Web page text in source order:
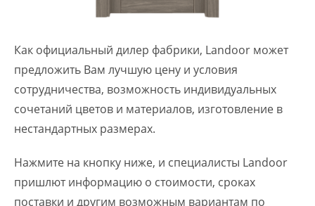
Как официальный дилер фабрики, Landoor может
предложить Вам лучшую цену и условия
сотрудничества, возможность индивидуальных
сочетаний цветов и материалов, изготовление в
нестандартных размерах.
Нажмите на кнопку ниже, и специалисты Landoor
пришлют информацию о стоимости, сроках
поставки и другим возможным вариантам по